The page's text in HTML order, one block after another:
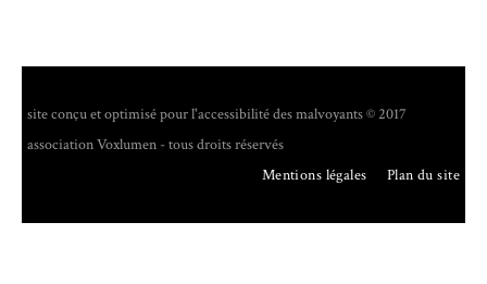
site conçu et optimisé pour l'accessibilité des malvoyants © 2017
association Voxlumen - tous droits réservés
Mentions légales
Plan du site